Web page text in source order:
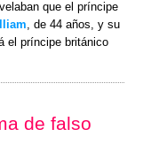
que el príncipe
, de 44 años, y su
el príncipe británico
de falso